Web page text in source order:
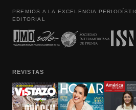
PREMIOS A LA EXCELENCIA
EDITORIAL
REVISTAS